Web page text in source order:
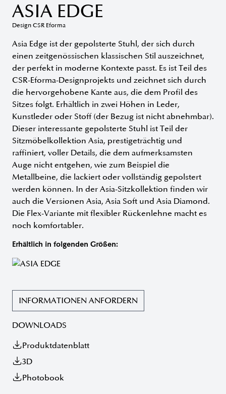
ASIA EDGE
Design CSR Eforma
Asia Edge ist der gepolsterte Stuhl, der sich durch
einen zeitgenössischen klassischen Stil auszeichnet,
der perfekt in moderne Kontexte passt. Es ist Teil des
CSR-Eforma-Designprojekts und zeichnet sich durch
die hervorgehobene Kante aus, die dem Profil des
Sitzes folgt. Erhältlich in zwei Höhen in Leder,
Kunstleder oder Stoff (der Bezug ist nicht abnehmbar).
Dieser interessante gepolsterte Stuhl ist Teil der
Sitzmöbelkollektion Asia, prestigeträchtig und
raffiniert, voller Details, die dem aufmerksamsten
Auge nicht entgehen, wie zum Beispiel die
Metallbeine, die lackiert oder vollständig gepolstert
werden können. In der Asia-Sitzkollektion finden wir
auch die Versionen Asia, Asia Soft und Asia Diamond.
Die Flex-Variante mit flexibler Rückenlehne macht es
noch komfortabler.
Erhältlich in folgenden Größen:
INFORMATIONEN ANFORDERN
DOWNLOADS
Produktdatenblatt
3D
Photobook